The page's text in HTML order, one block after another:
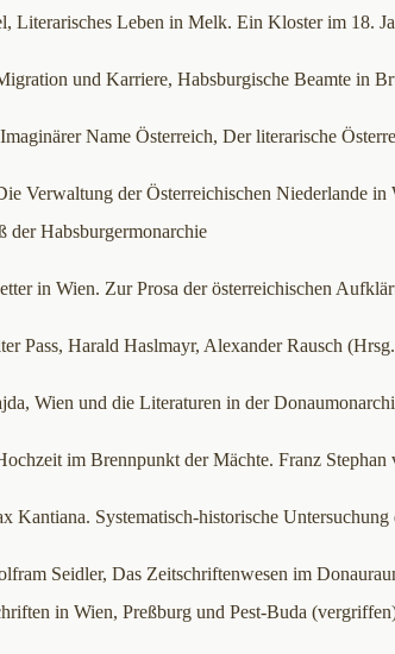
Literarisches Leben in Melk. Ein Kloster im 18.
und Karriere, Habsburgische Beamte in
Name Österreich, Der literarische
Verwaltung der Österreichischen Niederlande
der Habsburgermonarchie
in Wien. Zur Prosa der österreichischen
Pass, Harald Haslmayr, Alexander Rausch
Wien und die Literaturen in der
im Brennpunkt der Mächte. Franz
Kantiana. Systematisch-historische
Seidler, Das Zeitschriftenwesen im
in Wien, Preßburg und Pest-Buda